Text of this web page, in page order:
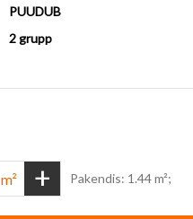
PUUDUB
2 grupp
m² + Pakendis: 1.44 m²;